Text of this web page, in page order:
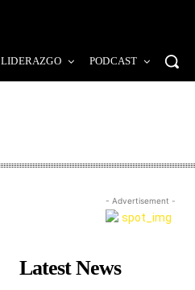
LIDERAZGO PODCAST
- Advertisement -
Latest News